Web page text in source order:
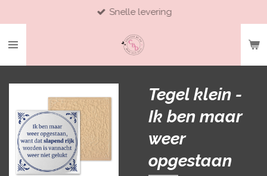
naar
Snelle levering
Tegel klein -
Ik ben maar
weer
opgestaan